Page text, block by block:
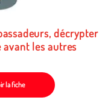
décrypter
avant les autres
la fiche